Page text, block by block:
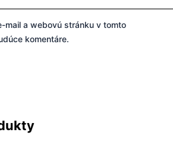
mail a webovú stránku v tomto
komentáre.